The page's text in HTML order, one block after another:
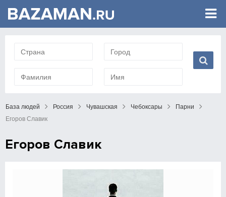
База людей Россия Чувашская Чебоксары
Парни
Егоров Славик
Егоров Славик